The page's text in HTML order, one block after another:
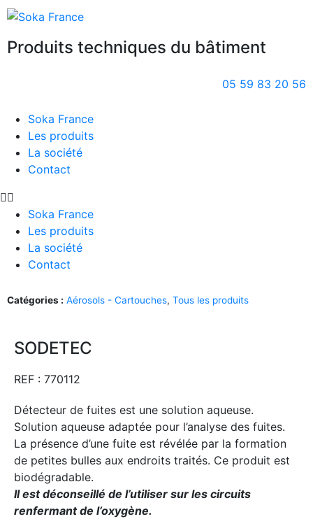
Produits techniques du bâtiment
05 59 83 20 56
Soka France
Les produits
La société
Contact
Soka France
Les produits
La société
Contact
Catégories : Aérosols - Cartouches, Tous les produits
SODETEC
REF : 770112
Détecteur de fuites est une solution aqueuse.
Solution aqueuse adaptée pour l’analyse des fuites.
La présence d’une fuite est révélée par la formation
de petites bulles aux endroits traités. Ce produit est
biodégradable.
Il est déconseillé de l’utiliser sur les circuits
renfermant de l’oxygène.